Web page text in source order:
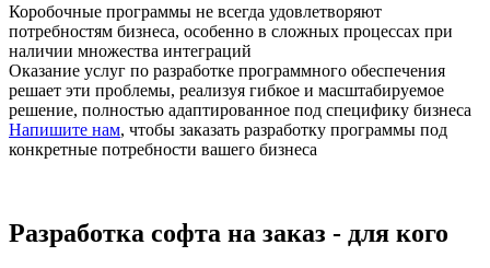
Коробочные программы не всегда удовлетворяют
потребностям бизнеса, особенно в сложных процессах при
наличии множества интеграций
Оказание услуг по разработке программного обеспечения
решает эти проблемы, реализуя гибкое и масштабируемое
решение, полностью адаптированное под специфику бизнеса
Напишите нам, чтобы заказать разработку программы под
конкретные потребности вашего бизнеса
Разработка софта на заказ - для кого